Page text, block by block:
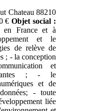
Chateau 88210
€Objet social :
en France et à
et le
de relève de
; - la conception
et
; - le
et de
- toute
liée